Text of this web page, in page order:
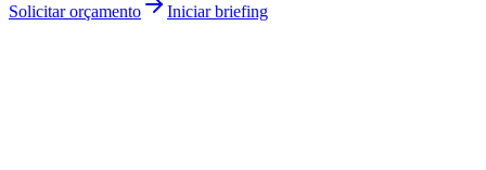
Solicitar orçamento Iniciar briefing